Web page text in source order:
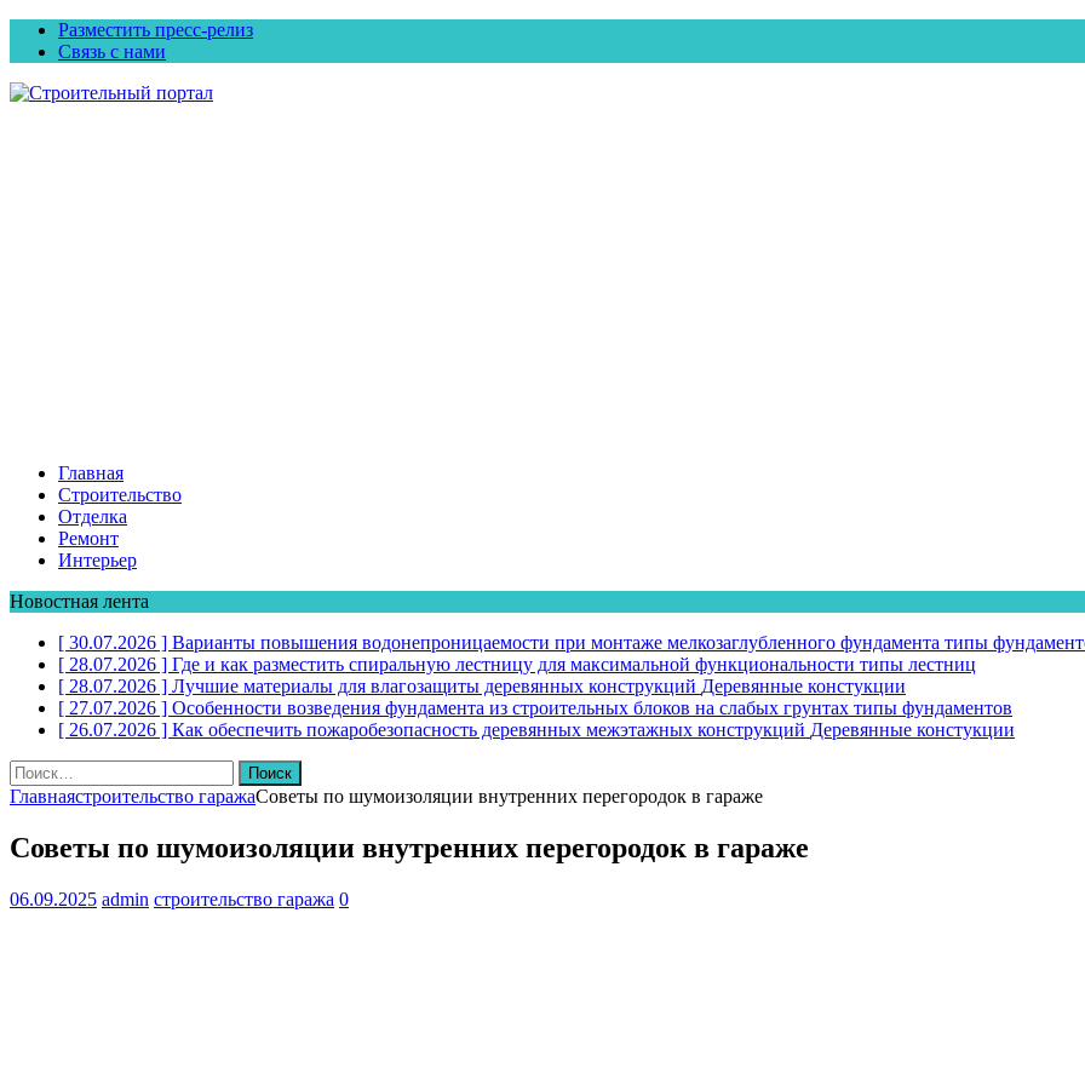
Разместить пресс-релиз
Связь с нами
Главная
Строительство
Отделка
Ремонт
Интерьер
Новостная лента
[ 30.07.2026 ] Варианты повышения водонепроницаемости при монтаже мелкозаглубленного фундамента типы
[ 28.07.2026 ] Где и как разместить спиральную лестницу для максимальной функциональности типы лестниц
[ 28.07.2026 ] Лучшие материалы для влагозащиты деревянных конструкций Деревянные констукции
[ 27.07.2026 ] Особенности возведения фундамента из строительных блоков на слабых грунтах типы фундаментов
[ 26.07.2026 ] Как обеспечить пожаробезопасность деревянных межэтажных конструкций Деревянные констукции
Найти:
Главнаястроительство гаражаСоветы по шумоизоляции внутренних перегородок в гараже
Советы по шумоизоляции внутренних перегородок в гараже
06.09.2025 admin строительство гаража 0